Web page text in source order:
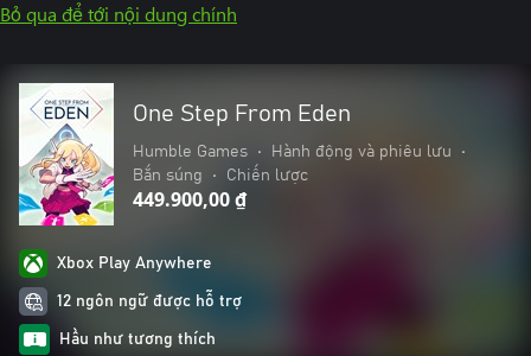
Bỏ qua để tới nội dung chính
One Step From Eden
Humble Games • Hành động và phiêu lưu
•
Bắn súng
• Chiến lược
449.900,00 ₫
Xbox Play Anywhere
12 ngôn ngữ được hỗ trợ
Hầu như tương thích